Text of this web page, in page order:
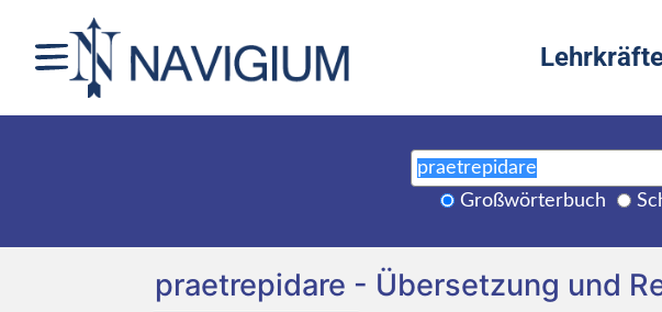
Großwörterbuch
praetrepidare - Übersetzung und